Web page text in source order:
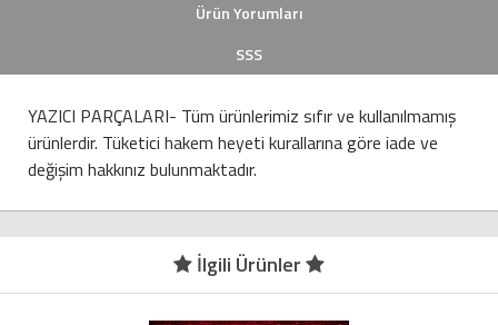
Ürün Yorumları
SSS
YAZICI PARÇALARI- Tüm ürünlerimiz sıfır ve kullanılmamış
ürünlerdir. Tüketici hakem heyeti kurallarına göre iade ve
değişim hakkınız bulunmaktadır.
İlgili Ürünler